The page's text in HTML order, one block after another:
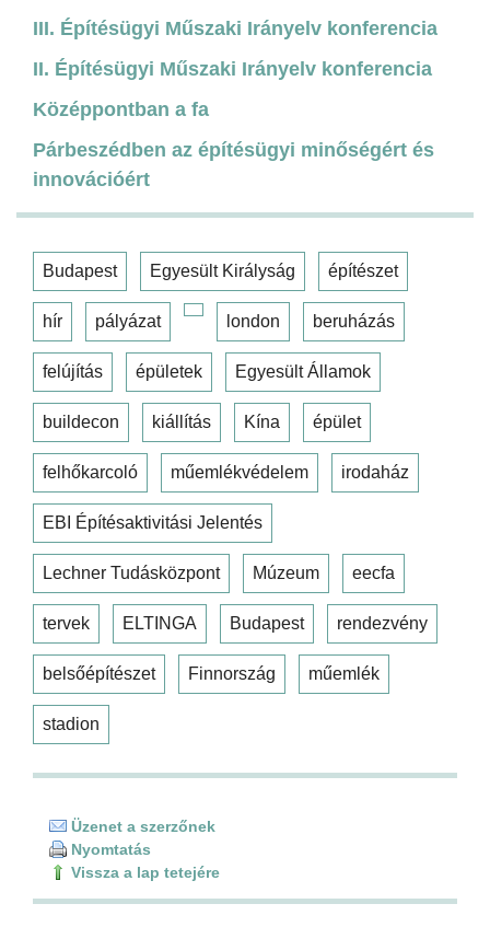
III. Építésügyi Műszaki Irányelv konferencia
II. Építésügyi Műszaki Irányelv konferencia
Középpontban a fa
Párbeszédben az építésügyi minőségért és
innovációért
Budapest Egyesült Királyság építészet
hír pályázat london beruházás
felújítás épületek Egyesült Államok
buildecon kiállítás Kína épület
felhőkarcoló műemlékvédelem irodaház
EBI Építésaktivitási Jelentés
Lechner Tudásközpont Múzeum eecfa
tervek ELTINGA Budapest rendezvény
belsőépítészet Finnország műemlék
stadion
Üzenet a szerzőnek
Nyomtatás
Vissza a lap tetejére